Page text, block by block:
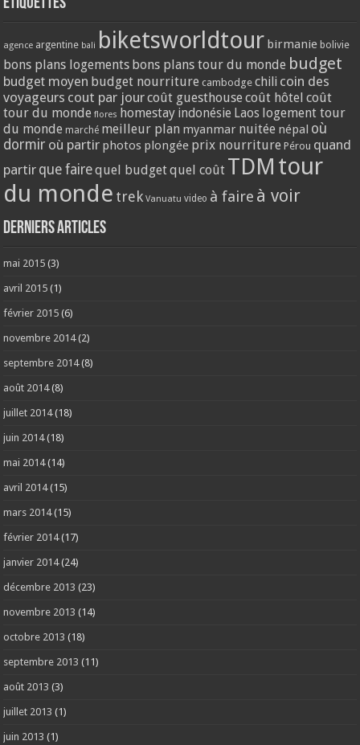
agence argentine bali biketsworldtour birmanie bolivie
bons plans logements bons plans tour du monde budget
budget moyen budget nourriture cambodge chili coin des
voyageurs cout par jourcoût guesthouse coût hôtel coût
tour du monde flores homestay indonésie Laos logement tour
du monde marché meilleur plan myanmar nuitée népal où
dormir où partir photos plongée prix nourriture Pérou quand
partir que fairequel budgetquel coût TDM tour
du monde trek Vanuatu video à faire à voir
Derniers articles
mai 2015 (3)
avril 2015 (1)
février 2015 (6)
novembre 2014(2)
septembre 2014(8)
août 2014(8)
juillet 2014(18)
juin 2014(18)
mai 2014(14)
avril 2014(15)
mars 2014(15)
février 2014(17)
janvier 2014(24)
décembre 2013 (23)
novembre 2013 (14)
octobre 2013 (18)
septembre 2013 (11)
août 2013 (3)
juillet 2013 (1)
juin 2013 (1)